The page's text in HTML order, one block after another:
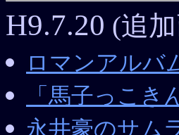
H9.7.20 (追
ロマンアルバ
「馬子っこき
永井豪のサム